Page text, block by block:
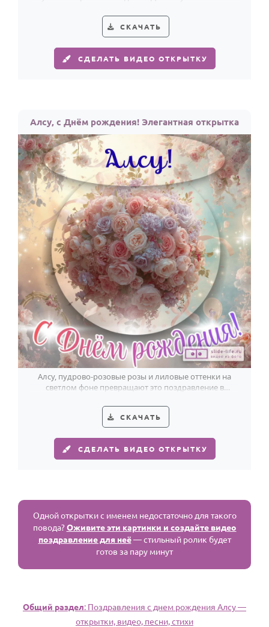
СКАЧАТЬ
СДЕЛАТЬ ВИДЕО ОТКРЫТКУ
Алсу, с Днём рождения! Элегантная открытка
Алсу, пудрово-розовые розы и лиловые оттенки на
светлом фоне превращают это поздравление в
СКАЧАТЬ
СДЕЛАТЬ ВИДЕО ОТКРЫТКУ
Одной открытки с именем недостаточно для такого
повода?Оживите эти картинки и создайте видео
поздравление для неё— стильный ролик будет
готов за пару минут
Общий раздел: Поздравления с днем рождения Алсу —
открытки, видео, песни, стихи